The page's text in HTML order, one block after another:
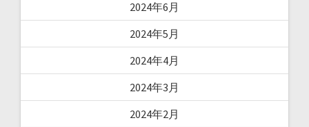
2024年6月
2024年5月
2024年4月
2024年3月
2024年2月